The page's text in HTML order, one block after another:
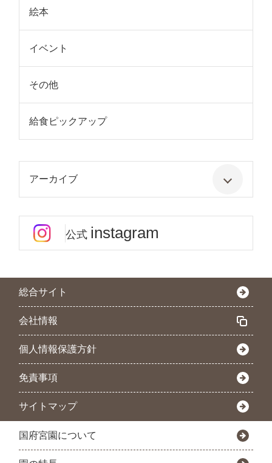
絵本
イベント
その他
給食ピックアップ
アーカイブ
公式 instagram
総合サイト
会社情報
個人情報保護方針
免責事項
サイトマップ
国府宮園について